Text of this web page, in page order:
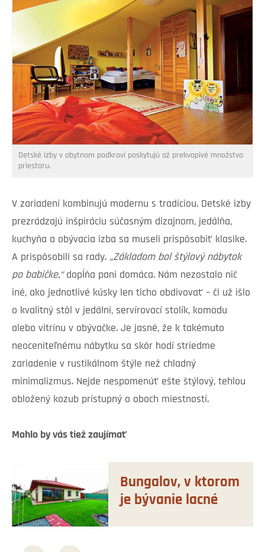
Detské izby v obytnom podkroví poskytujú až prekvapivé množstvo
priestoru.
V zariadení kombinujú modernu s tradíciou. Detské izby
prezrádzajú inšpiráciu súčasným dizajnom, jedálňa,
kuchyňa a obývacia izba sa museli prispôsobiť klasike.
A prispôsobili sa rady. „Základom bol štýlový nábytok
po babičke,“dopĺňa pani domáca. Nám nezostalo nič
iné, ako jednotlivé kúsky len ticho obdivovať – či už išlo
o kvalitný stôl v jedálni, servírovací stolík, komodu
alebo vitrínu v obývačke. Je jasné, že k takémuto
neoceniteľnému nábytku sa skôr hodí striedme
zariadenie v rustikálnom štýle než chladný
minimalizmus. Nejde nespomenúť ešte štýlový, tehlou
obložený kozub prístupný o oboch miestností.
Mohlo by vás tiež zaujímať
Bungalov, v ktorom
je bývanie lacné